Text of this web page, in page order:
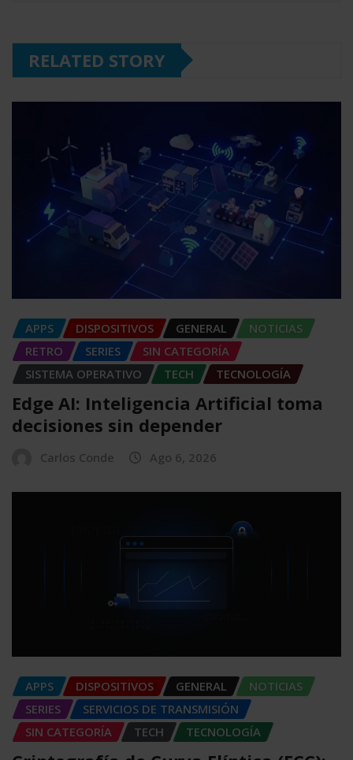
RELATED STORY
APPS DISPOSITIVOS GENERAL
NOTICIAS
RETRO
SERIES
SIN CATEGORÍA
SISTEMA OPERATIVO
TECH TECNOLOGÍA
Edge AI: Inteligencia Artificial toma
decisiones sin depender
Carlos Conde Ago 6, 2026
APPS DISPOSITIVOS GENERAL
NOTICIAS
SERIES
SERVICIOS DE TRANSMISIÓN
SIN CATEGORÍA
TECH TECNOLOGÍA